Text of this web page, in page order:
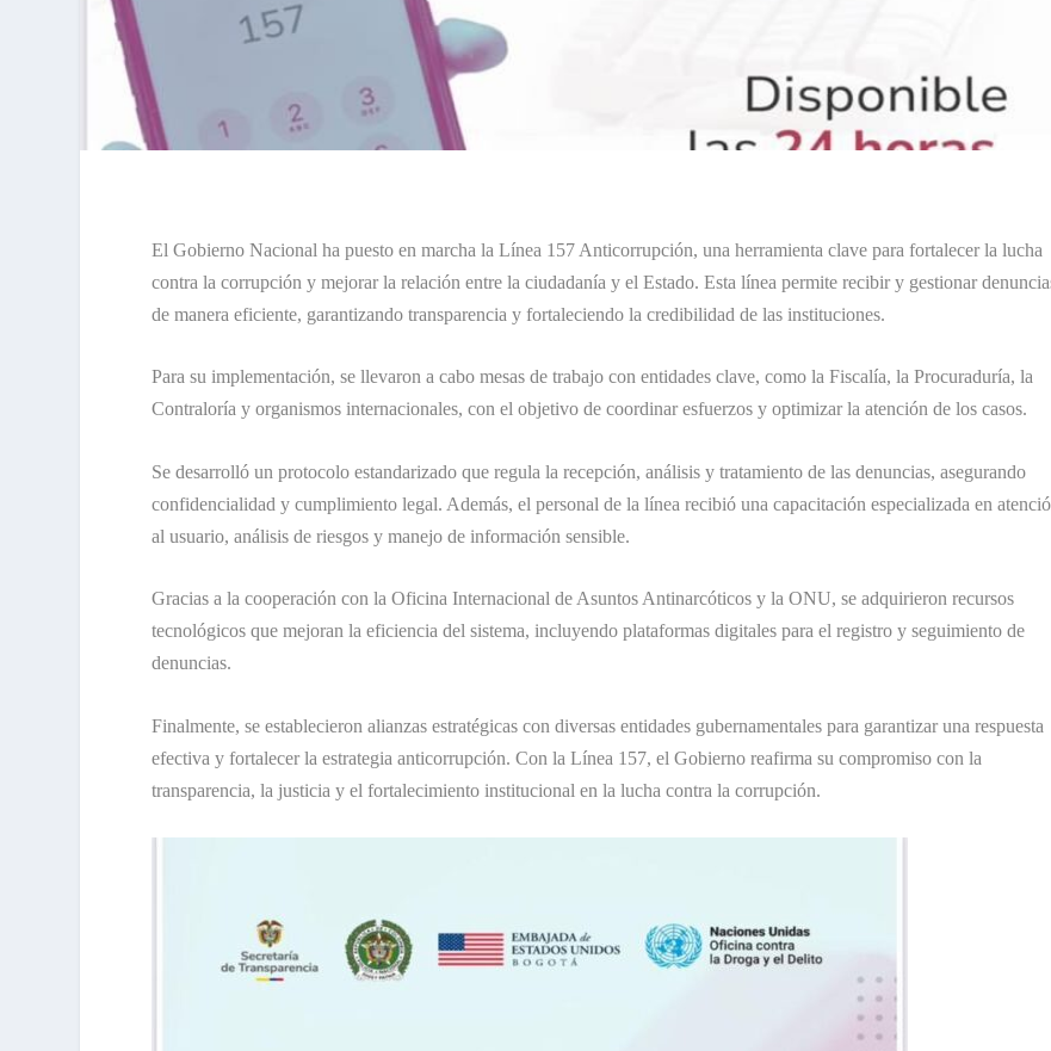
El Gobierno Nacional ha puesto en marcha la Línea 157 Anticorrupción, una herramienta clave para fortalecer la lucha
contra la corrupción y mejorar la relación entre la ciudadanía y el Estado. Esta línea permite recibir y gestionar
de manera eficiente, garantizando transparencia y fortaleciendo la credibilidad de las instituciones.
Para su implementación, se llevaron a cabo mesas de trabajo con entidades clave, como la Fiscalía, la Procuraduría, la
Contraloría y organismos internacionales, con el objetivo de coordinar esfuerzos y optimizar la atención de los casos.
Se desarrolló un protocolo estandarizado que regula la recepción, análisis y tratamiento de las denuncias, asegurando
confidencialidad y cumplimiento legal. Además, el personal de la línea recibió una capacitación especializada en
al usuario, análisis de riesgos y manejo de información sensible.
Gracias a la cooperación con la Oficina Internacional de Asuntos Antinarcóticos y la ONU, se adquirieron recursos
tecnológicos que mejoran la eficiencia del sistema, incluyendo plataformas digitales para el registro y seguimiento de
denuncias.
Finalmente, se establecieron alianzas estratégicas con diversas entidades gubernamentales para garantizar una respuesta
efectiva y fortalecer la estrategia anticorrupción. Con la Línea 157, el Gobierno reafirma su compromiso con la
transparencia, la justicia y el fortalecimiento institucional en la lucha contra la corrupción.